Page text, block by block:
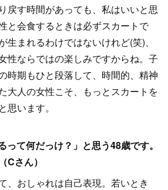
戻す時間があっても、私はいいと思
と会食するときは必ずスカートで
生まれるわけではないけれど(笑)、
性ならではの楽しみですからね。子
時期もひと段落して、時間的、精神
大人の女性こそ、もっとスカートを
思います。
て何だっけ？」と思う48歳です。
Cさん）
、おしゃれは自己表現。若いとき